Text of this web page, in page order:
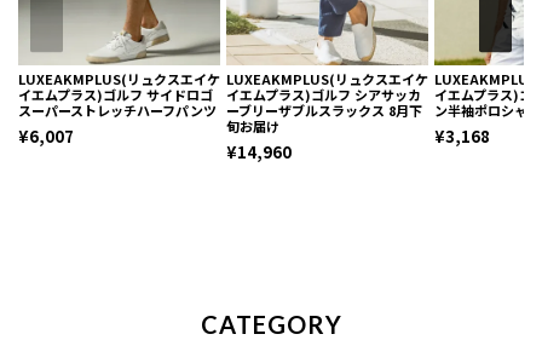
LUXEAKMPLUS(リュクスエイケ
イエムプラス)ゴルフ サイドロゴ
スーパーストレッチハーフパンツ
¥6,007
LUXEAKMPLUS(リュクスエイケ
イエムプラス)ゴルフ シアサッカ
ーブリーザブルスラックス 8月下
旬お届け
¥14,960
イエムプラス)ゴ
ン半袖ポロシャツ
¥3,168
CATEGORY